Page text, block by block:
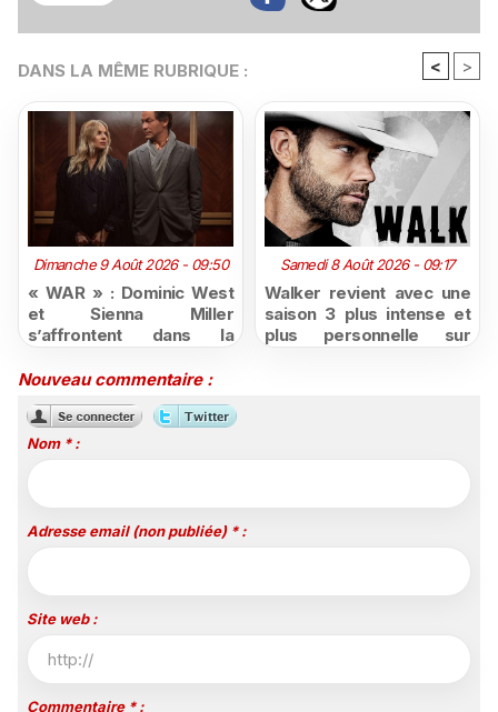
DANS LA MÊME RUBRIQUE : < >
Dimanche 9 Août 2026 - 09:50
« WAR » : Dominic West
et Sienna Miller
s’affrontent dans la
de HBO Max dès le 2
Samedi 8 Août 2026 - 09:17
Walker revient avec une
saison 3 plus intense et
plus personnelle sur
Nouveau commentaire :
Nom * :
Adresse email (non publiée) * :
Site web :
Commentaire * :